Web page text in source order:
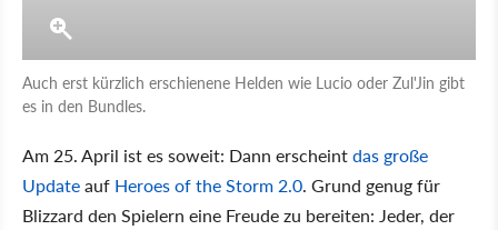
Auch erst kürzlich erschienene Helden wie Lucio oder Zul'Jin gibt
es in den Bundles.
Am 25. April ist es soweit: Dann erscheintdas große
Updateauf Heroes of the Storm 2.0. Grund genug für
Blizzard den Spielern eine Freude zu bereiten: Jeder, der